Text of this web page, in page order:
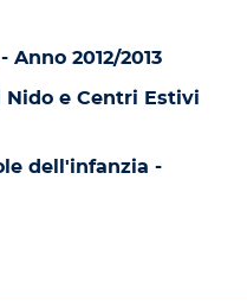
2012/2013
e Centri Estivi
dell'infanzia -